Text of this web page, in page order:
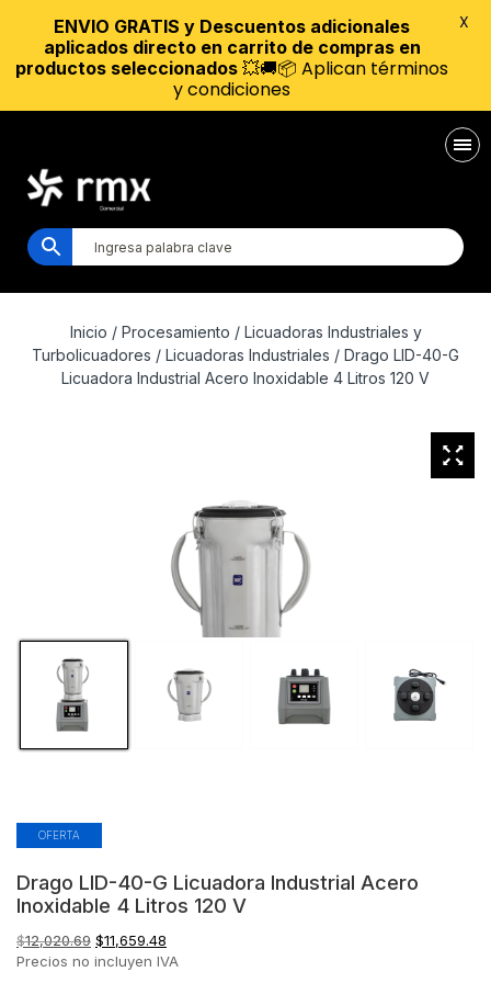
Inicio / Procesamiento / Licuadoras Industriales y
Turbolicuadores / Licuadoras Industriales / Drago LID-40-G
Licuadora Industrial Acero Inoxidable 4 Litros 120 V
OFERTA
Drago LID-40-G Licuadora Industrial Acero
Inoxidable 4 Litros 120 V
$12,020.69 El
precio
$11,659.48
precio
Precios no incluyen IVA
ENVIO GRATIS y Descuentos adicionales
aplicados directo en carrito de compras en
productos seleccionados 💥🚚📦 Aplican términos
y condiciones
X